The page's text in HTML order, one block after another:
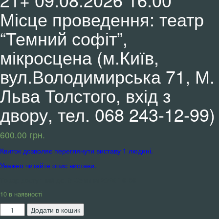
Місце проведення: театр
“Темний софіт”,
мікросцена (м.Київ,
вул.Володимирська 71, М.
Льва Толстого, вхід з
двору, тел. 068 243-12-99)
600.00 грн.
Квиток дозволяє переглянути виставу 1 людині.
Уважно читайте опис вистави.
10 в наявності
Квиток
Додати в кошик